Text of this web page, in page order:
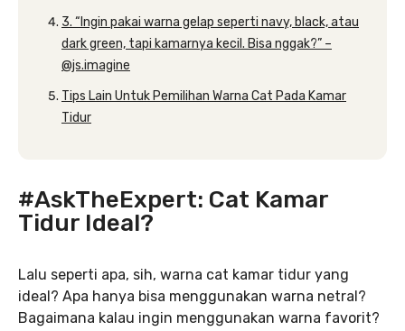
3. “Ingin pakai warna gelap seperti navy, black, atau
dark green, tapi kamarnya kecil. Bisa nggak?” –
@js.imagine
Tips Lain Untuk Pemilihan Warna Cat Pada Kamar
Tidur
#AskTheExpert: Cat Kamar
Tidur Ideal?
Lalu seperti apa, sih, warna cat kamar tidur yang
ideal? Apa hanya bisa menggunakan warna netral?
Bagaimana kalau ingin menggunakan warna favorit?